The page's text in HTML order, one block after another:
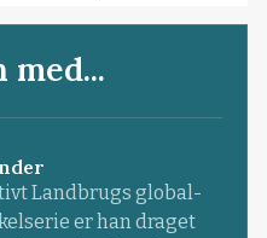
Landbrugs global-
er han draget